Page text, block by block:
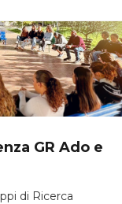
GR Ado e
di Ricerca